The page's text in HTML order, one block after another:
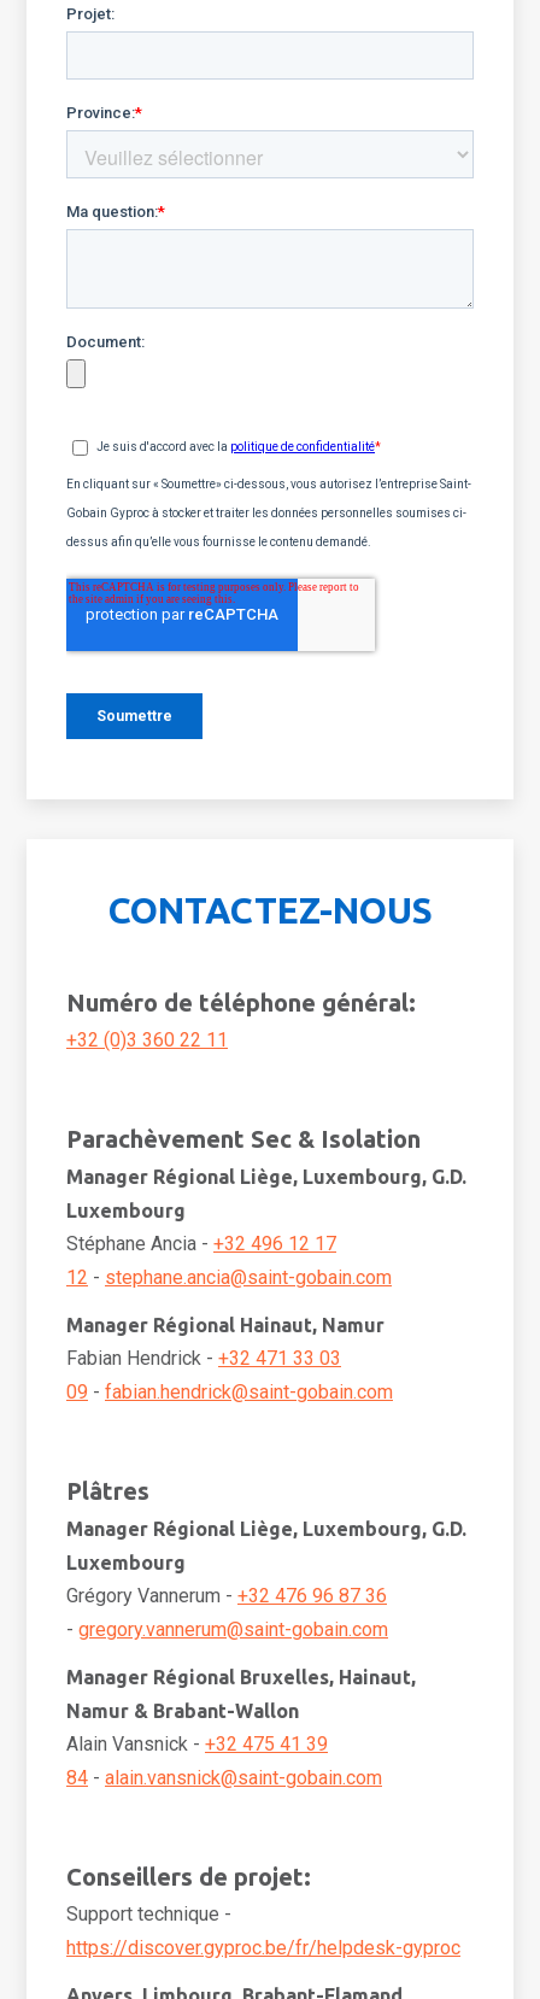
CONTACTEZ-NOUS
Numéro de téléphone général:
+32 (0)3 360 22 11
Parachèvement Sec & Isolation
Manager Régional Liège, Luxembourg, G.D.
Luxembourg
Stéphane Ancia - +32 496 12 17
12 - stephane.ancia@saint-gobain.com
Manager Régional Hainaut, Namur
Fabian Hendrick - +32 471 33 03
09 - fabian.hendrick@saint-gobain.com
Plâtres
Manager Régional Liège, Luxembourg, G.D.
Luxembourg
Grégory Vannerum - +32 476 96 87 36
- gregory.vannerum@saint-gobain.com
Manager Régional Bruxelles, Hainaut,
Namur & Brabant-Wallon
Alain Vansnick - +32 475 41 39
84 - alain.vansnick@saint-gobain.com
Conseillers de projet:
Support technique -
https://discover.gyproc.be/fr/helpdesk-gyproc